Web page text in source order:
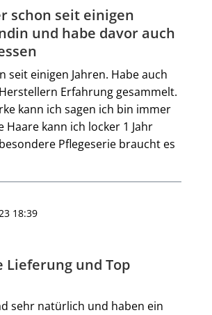
5 von 5 Sternen
schon seit einigen
und habe davor auch
seit einigen Jahren. Habe auch
Erfahrung gesammelt.
kann ich sagen ich bin immer
Haare kann ich locker 1 Jahr
Pflegeserie braucht es
18:39
5 von 5 Sternen
Lieferung und Top
sehr natürlich und haben ein